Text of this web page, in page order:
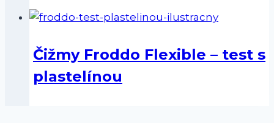
Čižmy Froddo Flexible – test s
plastelínou